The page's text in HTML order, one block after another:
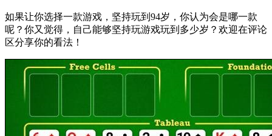
如果让你选择一款游戏，坚持玩到94岁，你认为会是哪一款
呢？你又觉得，自己能够坚持玩游戏玩到多少岁？欢迎在评论
区分享你的看法！